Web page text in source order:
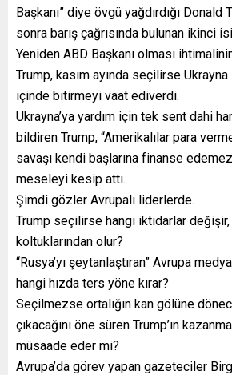
Başkanı” diye övgü yağdırdığı Donald
sonra barış çağrısında bulunan ikinci
Yeniden ABD Başkanı olması
Trump, kasım ayında seçilirse Ukrayna
içinde bitirmeyi vaat ediverdi.
Ukrayna’ya yardım için tek sent dahi
bildiren Trump, “Amerikalılar para
savaşı kendi başlarına finanse
meseleyi kesip attı.
Şimdi gözler Avrupalı liderlerde.
Trump seçilirse hangi iktidarlar
koltuklarından olur?
“Rusya’yı şeytanlaştıran” Avrupa
hangi hızda ters yöne kırar?
Seçilmezse ortalığın kan gölüne
çıkacağını öne süren Trump’ın
müsaade eder mi?
Avrupa’da görev yapan gazeteciler